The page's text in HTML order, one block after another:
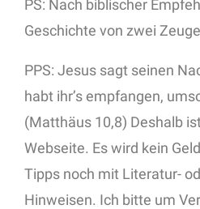
PS: Nach biblischer
Geschichte von zwei
PPS: Jesus sagt seinen
habt ihr’s empfangen,
(Matthäus 10,8) Deshalb
Webseite. Es wird kein
Tipps noch mit Literatur-
Hinweisen. Ich bitte um